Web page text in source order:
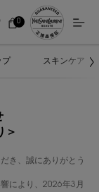
カ
0
0 カート内の製品
スキンケア
＞
き、誠にありがとう
により、2026年3月